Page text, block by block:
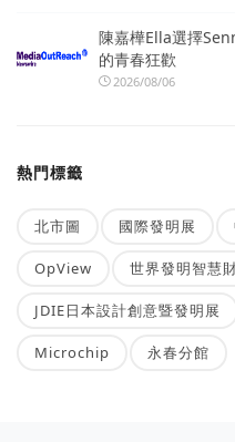
陳嘉樺Ella選擇
的青春狂歡
2026/08/06
熱門標籤
北市圖 國際發明展
OpView 世界發明智慧
JDIE日本設計創意暨發明展
Microchip 永春分館